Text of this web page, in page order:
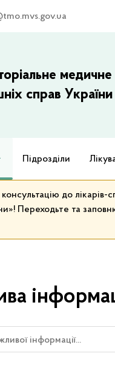
медичне
справ України
Підрозділи
до лікарів-
Переходьте та